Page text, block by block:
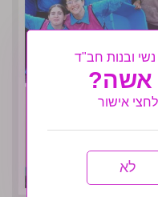
ובנות חב"ד
אשה?
אישור
לא